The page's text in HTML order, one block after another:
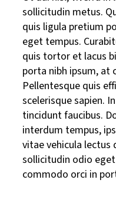
sollicitudin metus.
quis ligula pretium
eget tempus.
quis tortor et lacus
porta nibh ipsum, at
Pellentesque quis
scelerisque sapien.
tincidunt faucibus.
interdum tempus,
vitae vehicula lectus
sollicitudin odio
commodo orci in